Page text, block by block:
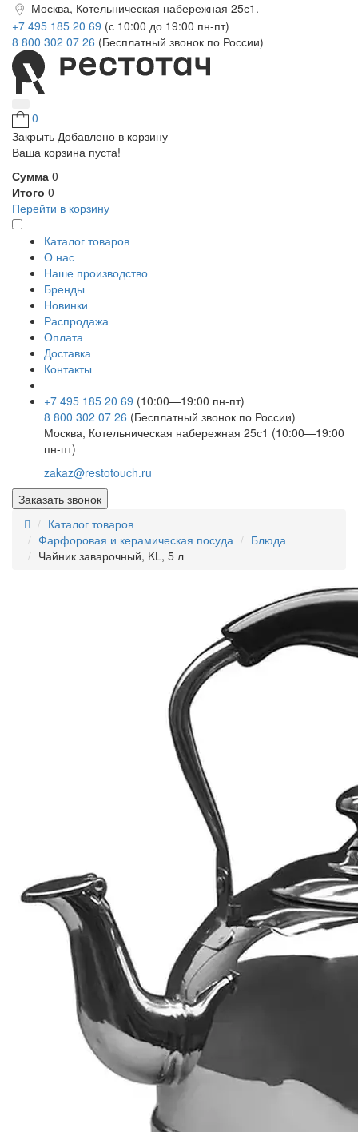
Москва, Котельническая набережная 25с1.
+7 495 185 20 69 (с 10:00 до 19:00 пн-пт)
8 800 302 07 26 (Бесплатный звонок по России)
0
Закрыть Добавлено в корзину
Ваша корзина пуста!
Сумма 0
Итого 0
Перейти в корзину
Каталог товаров
О нас
Наше производство
Бренды
Новинки
Распродажа
Оплата
Доставка
Контакты
+7 495 185 20 69 (10:00—19:00 пн-пт)
8 800 302 07 26 (Бесплатный звонок по России)
Москва, Котельническая набережная 25с1 (10:00—19:00
пн-пт)
zakaz@restotouch.ru
Заказать звонок
Каталог товаров
Фарфоровая и керамическая посуда
Блюда
Чайник заварочный, KL, 5 л